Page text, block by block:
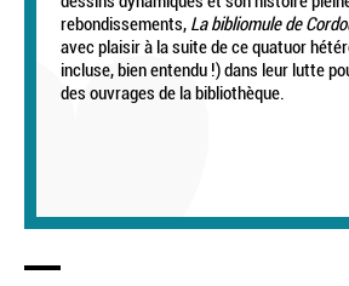
rebondissements, La bibliomule de
avec plaisir à la suite de ce quatuor
incluse, bien entendu !) dans leur lutte
des ouvrages de la bibliothèque.